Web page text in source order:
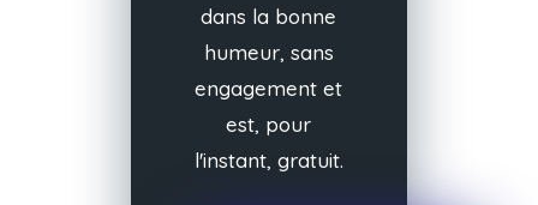
dans la bonne
humeur, sans
engagement et
est, pour
l'instant, gratuit.